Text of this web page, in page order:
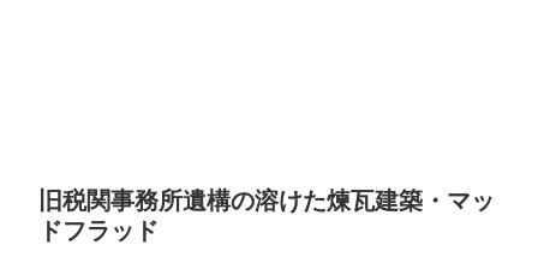
旧税関事務所遺構の溶けた煉瓦建築・マッ
ドフラッド